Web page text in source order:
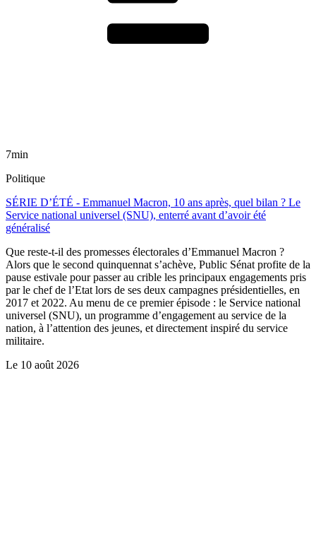
7min
Politique
SÉRIE D’ÉTÉ - Emmanuel Macron, 10 ans après, quel bilan ? Le
Service national universel (SNU), enterré avant d’avoir été
généralisé
Que reste-t-il des promesses électorales d’Emmanuel Macron ?
Alors que le second quinquennat s’achève, Public Sénat profite de la
pause estivale pour passer au crible les principaux engagements pris
par le chef de l’Etat lors de ses deux campagnes présidentielles, en
2017 et 2022. Au menu de ce premier épisode : le Service national
universel (SNU), un programme d’engagement au service de la
nation, à l’attention des jeunes, et directement inspiré du service
militaire.
Le 10 août 2026